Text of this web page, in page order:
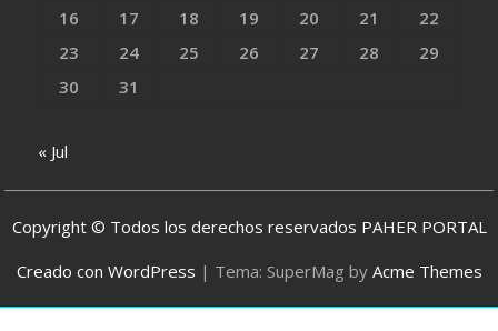
16
17 18 19 20 21
22
23
24 25 26 27 28
29
30
31
« Jul
Copyright © Todos los derechos reservados PAHER PORTAL
Creado con WordPress | Tema: SuperMag by Acme Themes